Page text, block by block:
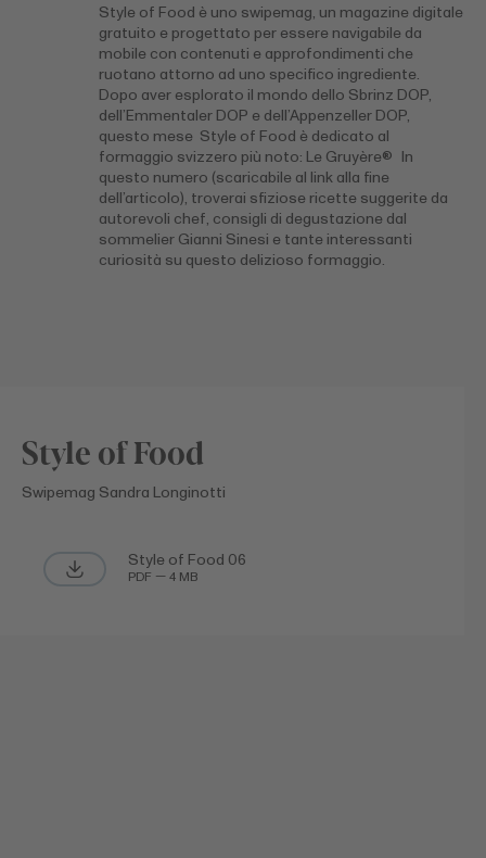
Style of Food è uno swipemag, un magazine digitale
gratuito e progettato per essere navigabile da
mobile con contenuti e approfondimenti che
ruotano attorno ad uno specifico ingrediente.
Dopo aver esplorato il mondo dello Sbrinz DOP,
dell’Emmentaler DOP e dell’Appenzeller DOP,
questo mese Style of Food è dedicato al
formaggio svizzero più noto: Le Gruyère® In
questo numero (scaricabile al link alla fine
dell’articolo), troverai sfiziose ricette suggerite da
autorevoli chef, consigli di degustazione dal
sommelier Gianni Sinesi e tante interessanti
curiosità su questo delizioso formaggio.
Style of Food
Swipemag Sandra Longinotti
Style of Food 06
PDF — 4 MB